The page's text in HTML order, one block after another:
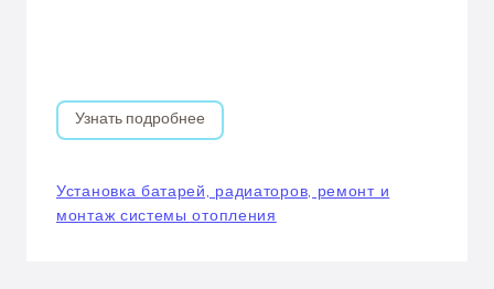
Узнать подробнее
Установка батарей, радиаторов, ремонт и
монтаж системы отопления